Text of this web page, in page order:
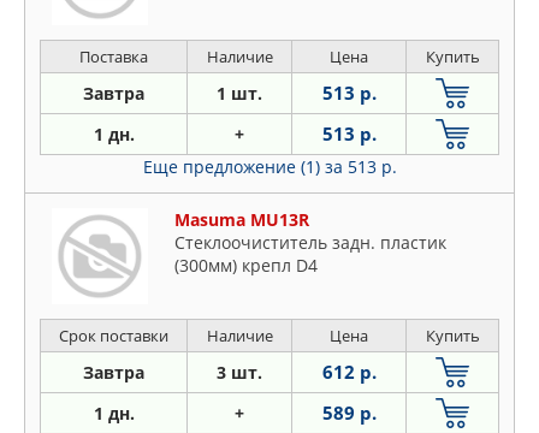
Поставка Наличие Цена Купить
Завтра 1 шт. 513 р.
1 дн. + 513 р.
Еще предложение (1) за 513 р.
Masuma MU13R
Стеклоочиститель задн. пластик
(300мм) крепл D4
Срок поставки Наличие Цена Купить
Завтра 3 шт. 612 р.
1 дн. + 589 р.